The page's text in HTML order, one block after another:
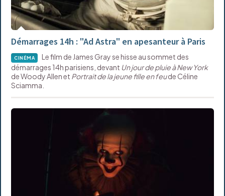
Démarrages 14h : "Ad Astra" en apesanteur à Paris
CINÉMA
Le film de James Gray se hisse au sommet des
démarrages 14h parisiens, devant Un jour de pluie à New York
de Woody Allen et Portrait de la jeune fille en feude Céline
Sciamma.